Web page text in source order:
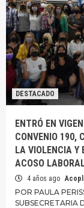
DESTACADO
ENTRÓ EN
CONVENIO 190,
LA VIOLENCIA Y
ACOSO
4 años ago
POR PAULA
SUBSECRETARIA